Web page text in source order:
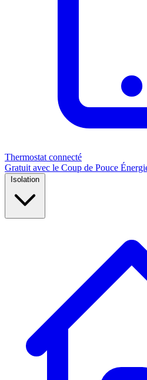
Thermostat connecté
Gratuit avec le Coup de Pouce